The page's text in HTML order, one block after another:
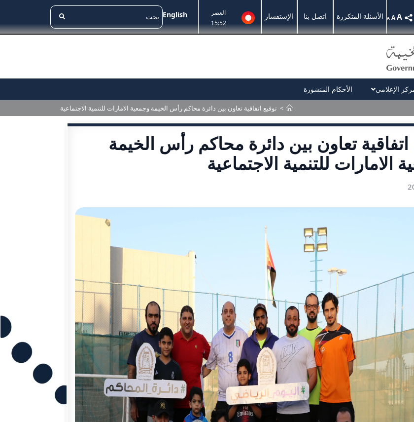
English
العصر
15:52
الإستفسار اتصل بنا الأسئلة المتكررة A AA
الإعلامي الأحكام المنشورة
> توقيع اتفاقية تعاون بين دائرة محاكم رأس الخيمة وجمعية الامارات للتنمية الاجتماعية
اتفاقية تعاون بين دائرة محاكم رأس الخيمة
الامارات للتنمية الاجتماعية